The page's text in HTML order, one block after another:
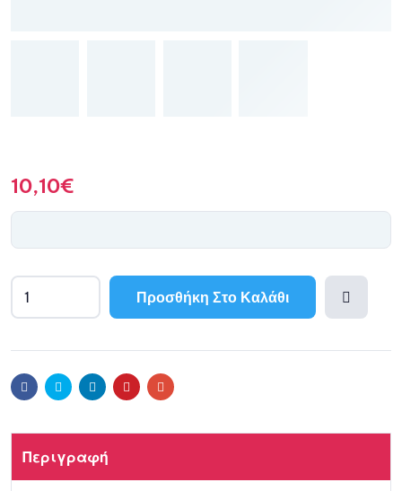
10,10€
Προσθήκη Στο Καλάθι
FacebookTwitter LinkedinPinterestEmail
Περιγραφή